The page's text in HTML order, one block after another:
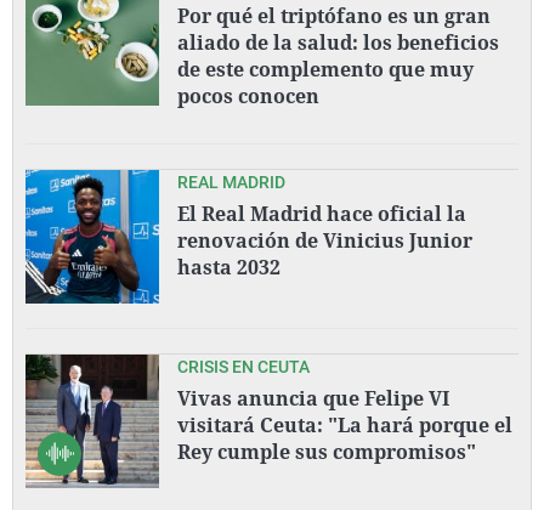
Por qué el triptófano es un gran
aliado de la salud: los beneficios
de este complemento que muy
pocos conocen
REAL MADRID
El Real Madrid hace oficial la
renovación de Vinicius Junior
hasta 2032
CRISIS EN CEUTA
Vivas anuncia que Felipe VI
visitará Ceuta: "La hará porque el
Rey cumple sus compromisos"